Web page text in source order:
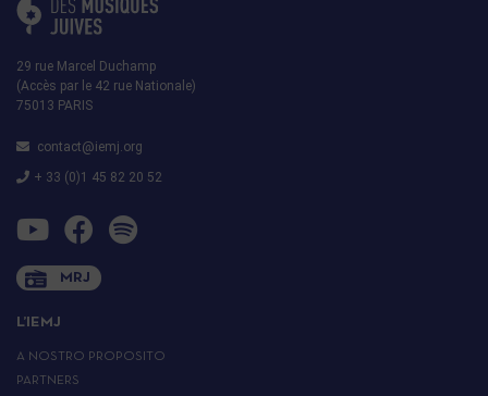
29 rue Marcel Duchamp
(Accès par le 42 rue Nationale)
75013 PARIS
contact@iemj.org
+ 33 (0)1 45 82 20 52
MRJ
L’IEMJ
A NOSTRO PROPOSITO
PARTNERS